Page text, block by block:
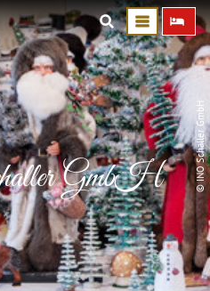
© INO Schaller GmbH
GmbH